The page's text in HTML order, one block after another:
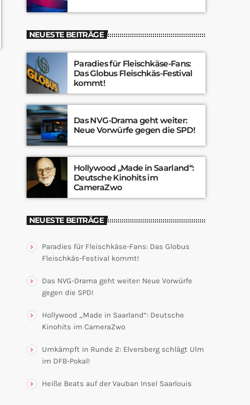
NEUESTE BEITRÄGE
Paradies für Fleischkäse-Fans:
Das Globus Fleischkäs-Festival
kommt!
Das NVG-Drama geht weiter:
Neue Vorwürfe gegen die SPD!
Hollywood „Made in Saarland“:
Deutsche Kinohits im
CameraZwo
NEUESTE BEITRÄGE
Paradies für Fleischkäse-Fans: Das Globus
Fleischkäs-Festival kommt!
Das NVG-Drama geht weiter: Neue Vorwürfe
gegen die SPD!
Hollywood „Made in Saarland“: Deutsche
Kinohits im CameraZwo
Umkämpft in Runde 2: Elversberg schlägt Ulm
im DFB-Pokal!
Heiße Beats auf der Vauban Insel Saarlouis